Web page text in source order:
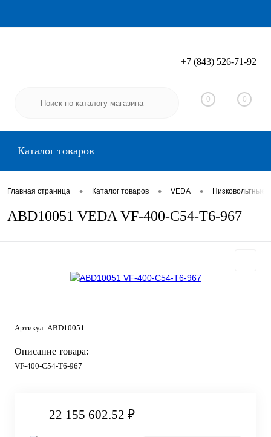
Вход Регистрация
+7 (843) 526-71-92
0 0
Каталог товаров
Главная страница • Каталог товаров • VEDA •
ABD10051 VEDA VF-400-C54-T6-967
Артикул: ABD10051
Описание товара:
VF-400-C54-T6-967
22 155 602.52 ₽